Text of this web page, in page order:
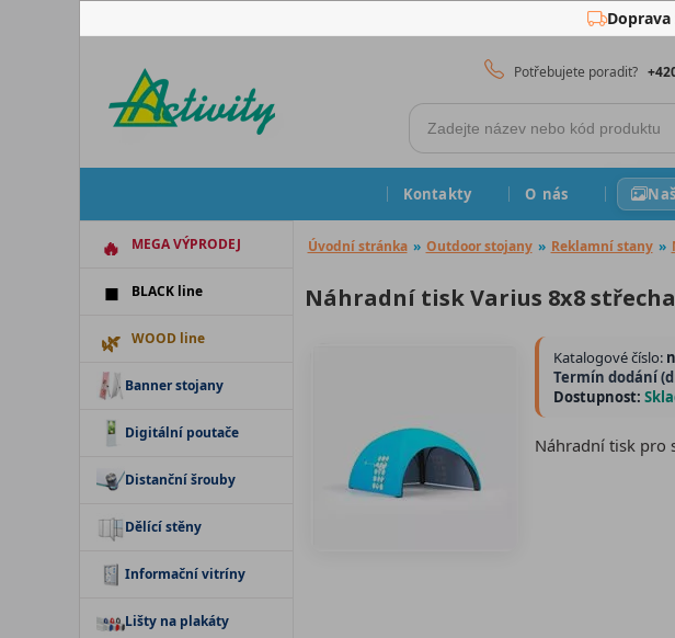
Doprava
Potřebujete poradit?
Kontakty O nás
MEGA VÝPRODEJ
BLACK line
WOOD line
Banner stojany
Digitální poutače
Distanční šrouby
Dělící stěny
Informační vitríny
Lišty na plakáty
Úvodní stránka » Outdoor stojany » Reklamní stany »
Náhradní tisk Varius 8x8
Katalogové číslo:
Termín dodání
Dostupnost:
Náhradní tisk pro